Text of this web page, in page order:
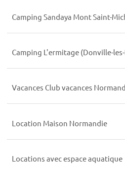
Camping Sandaya Mont Saint-
Camping L'ermitage (Donville-
Vacances Club vacances
Location Maison Normandie
Locations avec espace aquatique